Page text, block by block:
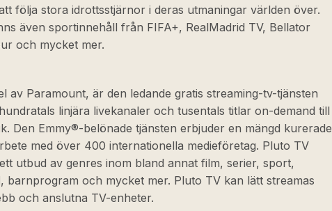
följa stora idrottsstjärnor i deras utmaningar världen över.
även sportinnehåll från FIFA+, RealMadrid TV, Bellator
och mycket mer.
av Paramount, är den ledande gratis streaming-tv-tjänsten
linjära livekanaler och tusentals titlar on-demand till
Den Emmy®-belönade tjänsten erbjuder en mängd kurerade
med över 400 internationella medieföretag. Pluto TV
utbud av genres inom bland annat film, serier, sport,
barnprogram och mycket mer. Pluto TV kan lätt streamas
och anslutna TV-enheter.